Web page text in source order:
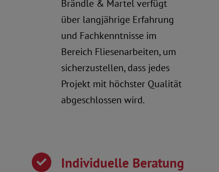
Brändle & Martel verfügt
über langjährige Erfahrung
und Fachkenntnisse im
Bereich Fliesenarbeiten, um
sicherzustellen, dass jedes
Projekt mit höchster Qualität
abgeschlossen wird.
Individuelle Beratung